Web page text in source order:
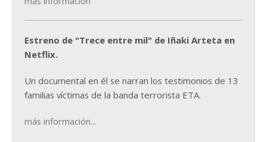
Estreno de "Trece entre mil" de Iñaki Arteta en
Netflix.
Un documental en él se narran los testimonios de 13
familias víctimas de la banda terrorista ETA.
más información...